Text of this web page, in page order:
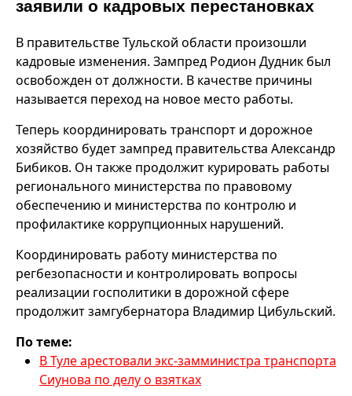
заявили о кадровых перестановках
В правительстве Тульской области произошли
кадровые изменения. Зампред Родион Дудник был
освобожден от должности. В качестве причины
называется переход на новое место работы.
Теперь координировать транспорт и дорожное
хозяйство будет зампред правительства Александр
Бибиков. Он также продолжит курировать работы
регионального министерства по правовому
обеспечению и министерства по контролю и
профилактике коррупционных нарушений.
Координировать работу министерства по
регбезопасности и контролировать вопросы
реализации госполитики в дорожной сфере
продолжит замгубернатора Владимир Цибульский.
По теме:
В Туле арестовали экс-замминистра транспорта
Сиунова по делу о взятках